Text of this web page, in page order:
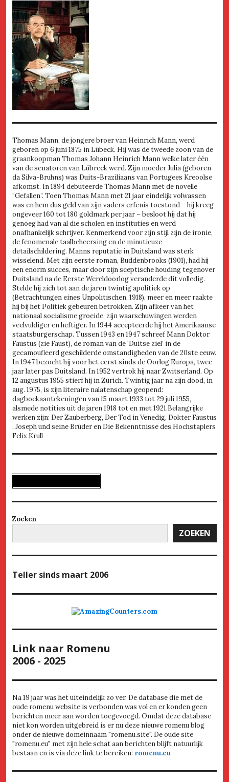
Thomas Mann, de jongere broer van Heinrich Mann, werd
geboren op 6 juni 1875 in Lübeck. Hij was de tweede zoon van de
graankoopman Thomas Johann Heinrich Mann welke later één
van de senatoren van Lübreck werd. Zijn moeder Julia (geboren
da Silva-Bruhns) was Duits-Braziliaans van Portugees Kreoolse
afkomst. In 1894 debuteerde Thomas Mann met de novelle
“Gefallen”. Toen Thomas Mann met 21 jaar eindelijk volwassen
was en hem dus geld van zijn vaders erfenis toestond – hij kreeg
ongeveer 160 tot 180 goldmark per jaar – besloot hij dat hij
genoeg had van al die scholen en instituties en werd
onafhankelijk schrijver. Kenmerkend voor zijn stijl zijn de ironie,
de fenomenale taalbeheersing en de minutieuze
detailschildering. Manns reputatie in Duitsland was sterk
wisselend. Met zijn eerste roman, Buddenbrooks (1901), had hij
een enorm succes, maar door zijn sceptische houding tegenover
Duitsland na de Eerste Wereldoorlog veranderde dit volledig.
Stelde hij zich tot aan de jaren twintig apolitiek op
(Betrachtungen eines Unpolitischen, 1918), meer en meer raakte
hij bij het Politiek gebeuren betrokken. Zijn afkeer van het
nationaal socialisme groeide, zijn waarschuwingen werden
veelvuldiger en heftiger. In 1944 accepteerde hij het Amerikaanse
staatsburgerschap. Tussen 1943 en 1947 schreef Mann Doktor
Faustus (zie Faust), de roman van de ‘Duitse ziel’ in de
gecamoufleerd geschilderde omstandigheden van de 20ste eeuw.
In 1947 bezocht hij voor het eerst sinds de Oorlog Europa, twee
jaar later pas Duitsland. In 1952 vertrok hij naar Zwitserland. Op
12 augustus 1955 stierf hij in Zürich. Twintig jaar na zijn dood, in
aug. 1975, is zijn literaire nalatenschap geopend:
dagboekaantekeningen van 15 maart 1933 tot 29 juli 1955,
alsmede notities uit de jaren 1918 tot en met 1921.Belangrijke
werken zijn: Der Zauberberg, Der Tod in Venedig, Dokter Faustus
, Joseph und seine Brüder en Die Bekenntnisse des Hochstaplers
Felix Krull
Zoeken
ZOEKEN
Teller sinds maart 2006
Link naar Romenu
2006 - 2025
Na 19 jaar was het uiteindelijk zo ver. De database die met de
oude romenu website is verbonden was vol en er konden geen
berichten meer aan worden toegevoegd. Omdat deze database
niet kon worden uitgebreid is er nu deze nieuwe romenu blog
onder de nieuwe domeinnaam "romenu.site". De oude site
"romenu.eu" met zijn hele schat aan berichten blijft natuurlijk
bestaan en is via deze link te bereiken: romenu.eu